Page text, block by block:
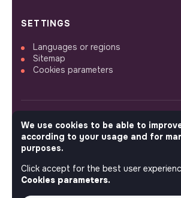
SETTINGS
Languages or regions
Sitemap
Cookies parameters
FOLLOW US
© 2026 jobs that makesense.
We use cookies to be able to
according to your usage and for
purposes.
Click accept for the best user
Cookies parameters.